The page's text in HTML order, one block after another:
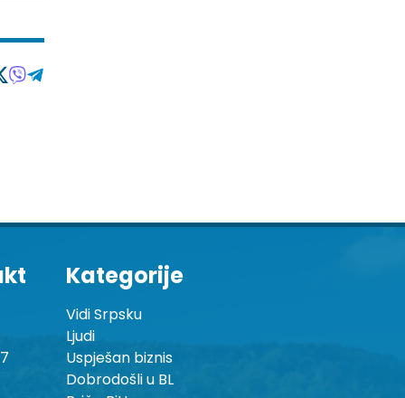
Kategorije
Vidi Srpsku
Ljudi
Uspješan biznis
Dobrodošli u BL